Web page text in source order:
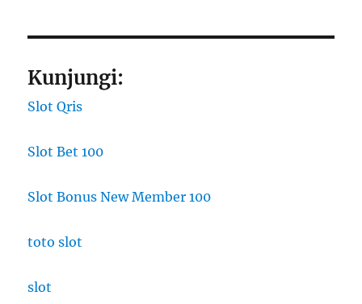
Kunjungi:
Slot Qris
Slot Bet 100
Slot Bonus New Member 100
toto slot
slot